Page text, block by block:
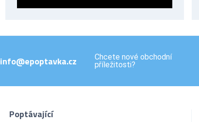
info@epoptavka.cz
Chcete nové obchodní
příležitosti?
Poptávající